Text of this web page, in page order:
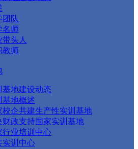
团队
名师
带头人
教师
基地建设动态
基地概述
校企共建生产性实训基地
财政支持国家实训基地
行业培训中心
实训中心